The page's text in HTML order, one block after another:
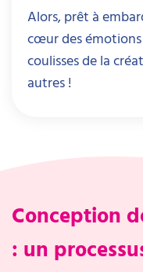
Alors, prêt à
cœur des émotions
coulisses de la
autres !
Conception
: un